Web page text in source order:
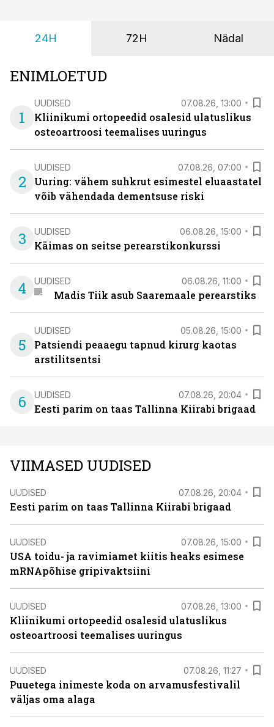
24H 72H Nädal
ENIMLOETUD
1
UUDISED 07.08.26, 13:00
Kliinikumi ortopeedid osalesid ulatuslikus
osteoartroosi teemalises uuringus
2
UUDISED 07.08.26, 07:00
Uuring: vähem suhkrut esimestel eluaastatel
võib vähendada dementsuse riski
3 UUDISED 06.08.26, 15:00
Käimas on seitse perearstikonkurssi
4 UUDISED 06.08.26, 11:00
Madis Tiik asub Saaremaale perearstiks
5
UUDISED 05.08.26, 15:00
Patsiendi peaaegu tapnud kirurg kaotas
arstilitsentsi
6 UUDISED 07.08.26, 20:04
Eesti parim on taas Tallinna Kiirabi brigaad
VIIMASED UUDISED
UUDISED 07.08.26, 20:04
Eesti parim on taas Tallinna Kiirabi brigaad
UUDISED 07.08.26, 15:00
USA toidu- ja ravimiamet kiitis heaks esimese
mRNApõhise gripivaktsiini
UUDISED 07.08.26, 13:00
Kliinikumi ortopeedid osalesid ulatuslikus
osteoartroosi teemalises uuringus
UUDISED 07.08.26, 11:27
Puuetega inimeste koda on arvamusfestivalil
väljas oma alaga